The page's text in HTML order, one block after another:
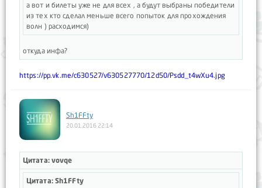
а вот и билеты уже не для всех , а будут выбраны победители
из тех кто сделал меньше всего попыток для прохождения
волн ) расходимся)
откуда инфа?
https://pp.vk.me/c630527/v630527770/12d50/Psdd_t4wXu4.jpg
Sh1FFty
20.01.2016 22:14
Цитата: vovqe
Цитата: Sh1FFty